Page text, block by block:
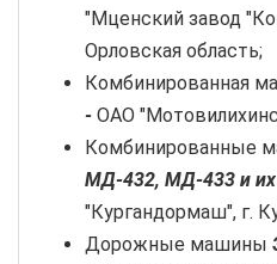
"Мценский завод
Орловская область;
Комбинированная
- ОАО
Комбинированные
МД-432, МД-433 и
"Кургандормаш", г.
Дорожные машины